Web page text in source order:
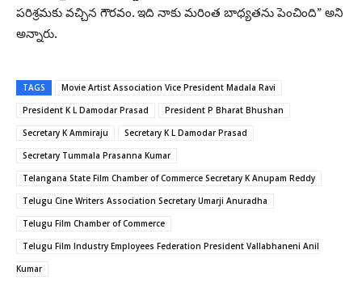
పరిశ్రమకు వచ్చిన గౌరవం. ఇది నాకు మరింత బాధ్యతను పెంచింది” అని
అన్నారు.
TAGS
Movie Artist Association Vice President Madala Ravi
President K L Damodar Prasad
President P Bharat Bhushan
Secretary K Ammiraju
Secretary K L Damodar Prasad
Secretary Tummala Prasanna Kumar
Telangana State Film Chamber of Commerce Secretary K Anupam Reddy
Telugu Cine Writers Association Secretary Umarji Anuradha
Telugu Film Chamber of Commerce
Telugu Film Industry Employees Federation President Vallabhaneni Anil
Kumar